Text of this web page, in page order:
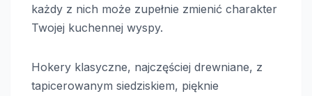
każdy z nich może zupełnie zmienić charakter
Twojej kuchennej wyspy.
Hokery klasyczne, najczęściej drewniane, z
tapicerowanym siedziskiem, pięknie